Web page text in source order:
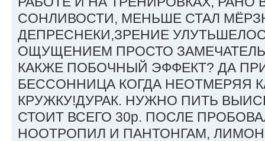
СОНЛИВОСТИ, МЕНЬШЕ СТАЛ
ДЕПРЕСНЕКИ,ЗРЕНИЕ
ОЩУЩЕНИЕМ ПРОСТО
КАКЖЕ ПОБОЧНЫЙ ЭФФЕКТ? ДА
БЕССОННИЦА КОГДА НЕОТМЕРЯЯ
КРУЖКУ!ДУРАК. НУЖНО ПИТЬ
СТОИТ ВСЕГО 30р. ПОСЛЕ
НООТРОПИЛ И ПАНТОНГАМ,